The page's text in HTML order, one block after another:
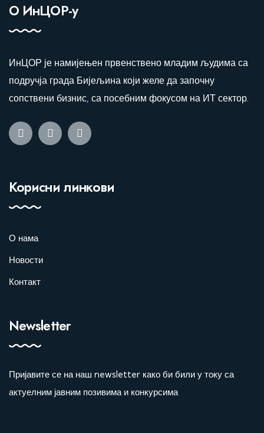
О ИнЦОР-у
ИнЦОР је намијењен првенствено младим људима са
подручја града Бијељина који желе да започну
сопствени бизнис, са посебним фокусом на ИТ сектор.
Корисни линкови
О нама
Новости
Контакт
Newsletter
Пријавите се на наш newsletter како би били у току са
актуелним јавним позивима и конкурсима